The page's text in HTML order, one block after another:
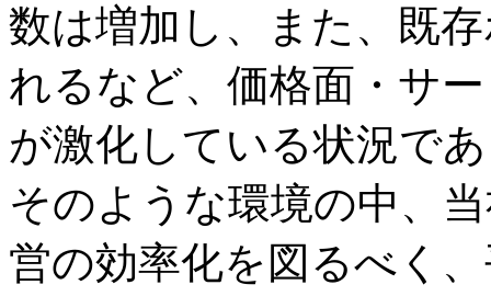
数は増加し、また、既
れるなど、価格面・サ
が激化している状況で
そのような環境の中、
営の効率化を図るべく